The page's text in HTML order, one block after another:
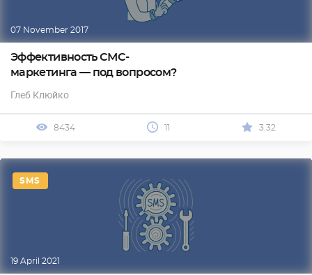
07 November 2017
Эффективность СМС-
маркетинга — под вопросом?
Глеб Клюйко
8434 11 3.32
SMS
19 April 2021